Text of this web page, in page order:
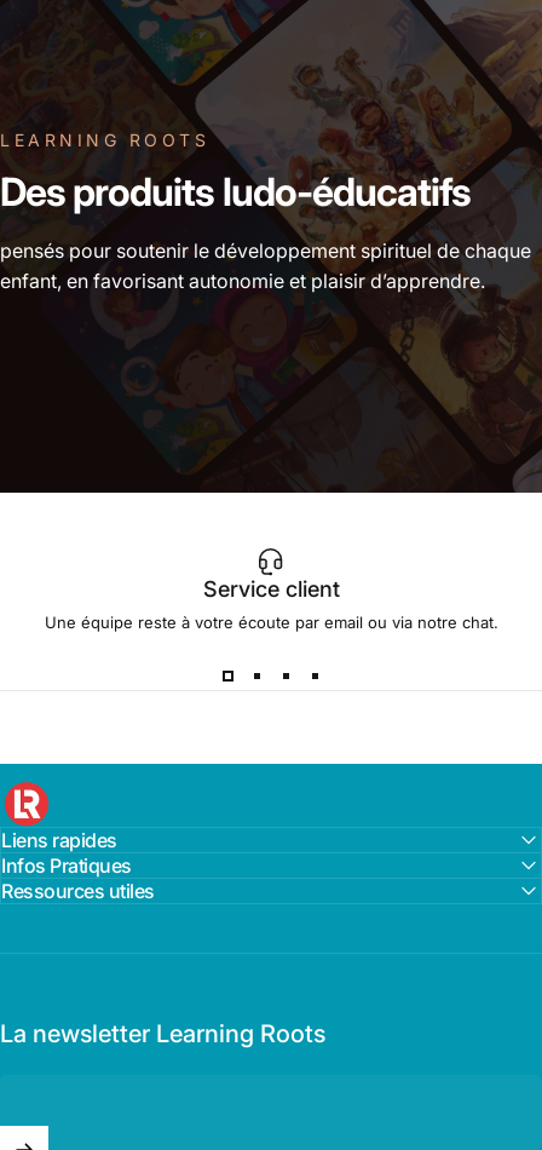
LEARNING ROOTS
Des produits ludo-éducatifs
pensés pour soutenir le développement spirituel de chaque
enfant, en favorisant autonomie et plaisir d’apprendre.
Service client
Une équipe reste à votre écoute par email ou via notre chat.
Learning Roots France
Liens rapides
Infos Pratiques
Ressources utiles
La newsletter Learning Roots